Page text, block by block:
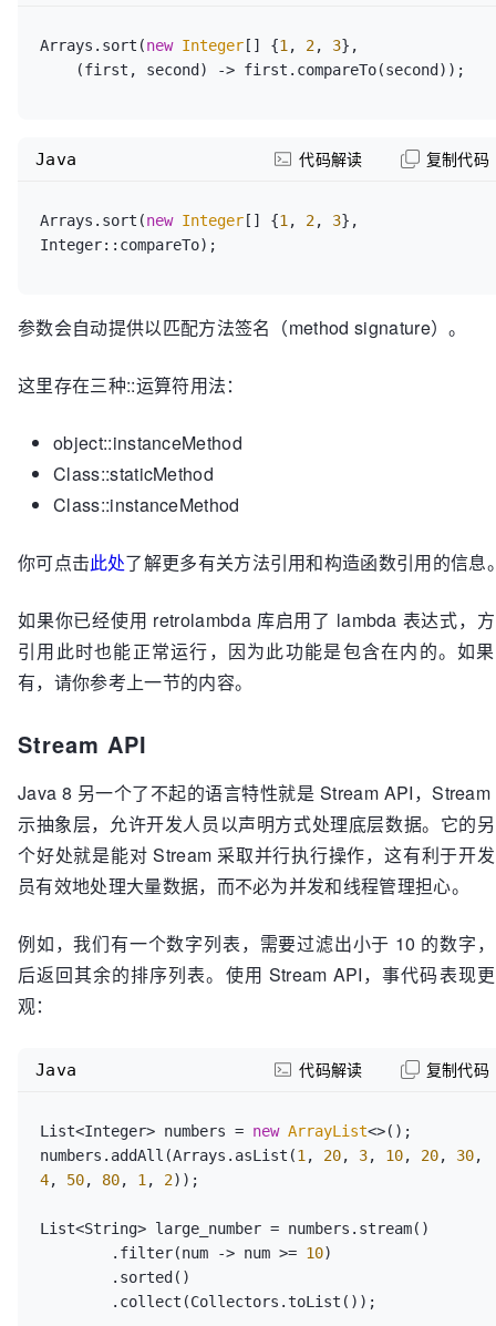
}
Arrays.sort(new Integer [] {1 , 2, 3},
    (first, second) -> first.compareTo(second));
Arrays.sort(new Integer [] {1 , 2, 3},
Integer::compareTo);
Java 代码解读 复制代码
参数会自动提供以匹配方法签名（method signature）。
这里存在三种::运算符用法：
object::instanceMethod
Class::staticMethod
Class::instanceMethod
你可点击此处了解更多有关方法引用和构造函数引用的信息
如果你已经使用 retrolambda 库启用了 lambda 表达式，
引用此时也能正常运行，因为此功能是包含在内的。如
有，请你参考上一节的内容。
Stream API
Java 8 另一个了不起的语言特性就是 Stream API，Stream
示抽象层，允许开发人员以声明方式处理底层数据。它的
个好处就是能对 Stream 采取并行执行操作，这有利于开
员有效地处理大量数据，而不必为并发和线程管理担心。
例如，我们有一个数字列表，需要过滤出小于 10 的数字
后返回其余的排序列表。使用 Stream API，事代码表现
观：
List<Integer> numbers = new ArrayList<>();
numbers.addAll(Arrays.asList(1 , 20, 3, 10, 20, 30
4, 50, 80, 1 , 2));
List<String> large_number = numbers.stream()
        .filter(num -> num >=
10)
        .collect(Collectors.toList());
Java 代码解读 复制代码